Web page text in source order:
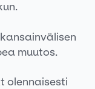
muutos.
olennaisesti